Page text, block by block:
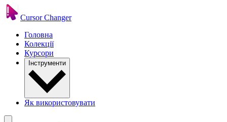
Cursor Changer
Головна
Колекції
Курсори
Інструменти
Як використовувати